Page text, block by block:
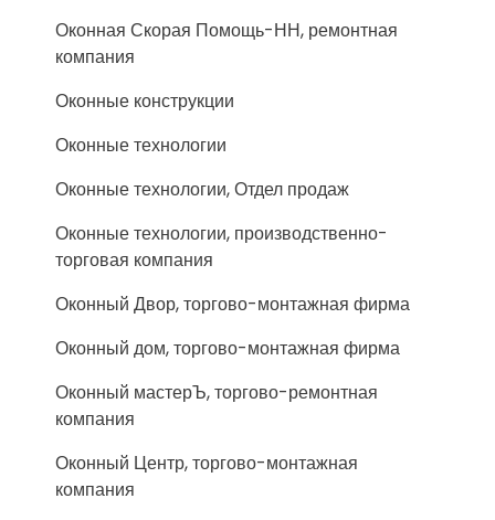
Оконная Скорая Помощь-НН, ремонтная
компания
Оконные конструкции
Оконные технологии
Оконные технологии, Отдел продаж
Оконные технологии, производственно-
торговая компания
Оконный Двор, торгово-монтажная фирма
Оконный дом, торгово-монтажная фирма
Оконный мастерЪ, торгово-ремонтная
компания
Оконный Центр, торгово-монтажная
компания